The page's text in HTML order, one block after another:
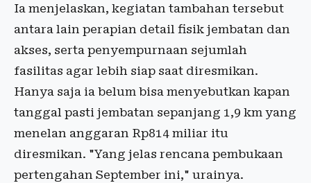
Ia menjelaskan, kegiatan tambahan tersebut
antara lain perapian detail fisik jembatan dan
akses, serta penyempurnaan sejumlah
fasilitas agar lebih siap saat diresmikan.
Hanya saja ia belum bisa menyebutkan kapan
tanggal pasti jembatan sepanjang 1,9 km yang
menelan anggaran Rp814 miliar itu
diresmikan. "Yang jelas rencana pembukaan
pertengahan September ini," urainya.